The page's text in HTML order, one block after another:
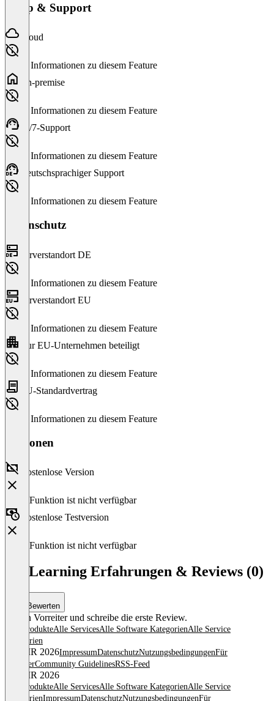
Setup & Support
Cloud
Keine Informationen zu diesem Feature
On-premise
Keine Informationen zu diesem Feature
24/7-Support
Keine Informationen zu diesem Feature
Deutschsprachiger Support
Keine Informationen zu diesem Feature
Datenschutz
Serverstandort DE
Keine Informationen zu diesem Feature
Serverstandort EU
Keine Informationen zu diesem Feature
Nur EU-Unternehmen beteiligt
Keine Informationen zu diesem Feature
EU-Standardvertrag
Keine Informationen zu diesem Feature
Versionen
Kostenlose Version
Diese Funktion ist nicht verfügbar
Kostenlose Testversion
Diese Funktion ist nicht verfügbar
eXeLearning Erfahrungen & Reviews (0)
Bewerten
Sei ein Vorreiter und schreibe die erste Review.
Alle ProdukteAlle ServicesAlle Software KategorienAlle Service
Kategorien
© OMR 2026ImpressumDatenschutzNutzungsbedingungenFür
AnbieterCommunity GuidelinesRSS-Feed
© OMR 2026
Alle ProdukteAlle ServicesAlle Software KategorienAlle Service
KategorienImpressumDatenschutzNutzungsbedingungenFür